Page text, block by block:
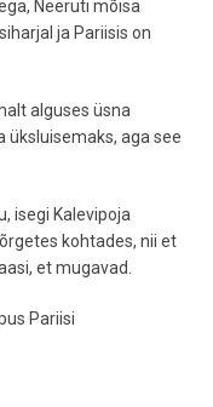
Neeruti mõisa
ja Pariisis on
alguses üsna
üksluisemaks, aga see
isegi Kalevipoja
kohtades, nii et
et mugavad.
Pariisi